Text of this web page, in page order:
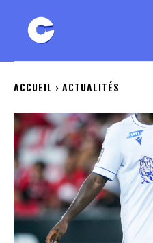
ACCUEIL ACTUALITÉS